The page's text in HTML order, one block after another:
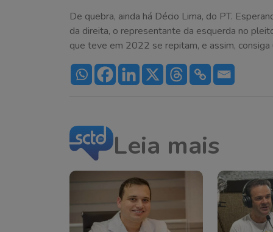
De quebra, ainda há Décio Lima, do PT.
da direita, o representante da esquerda no
que teve em 2022 se repitam, e assim, consiga
Leia mais